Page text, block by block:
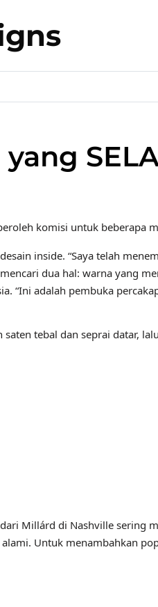
yang
komisi untuk beberapa
inside. “Saya telah
dua hal: warna yang
“Ini adalah pembuka
tebal dan seprai
Millárd di Nashville
Untuk menambahkan